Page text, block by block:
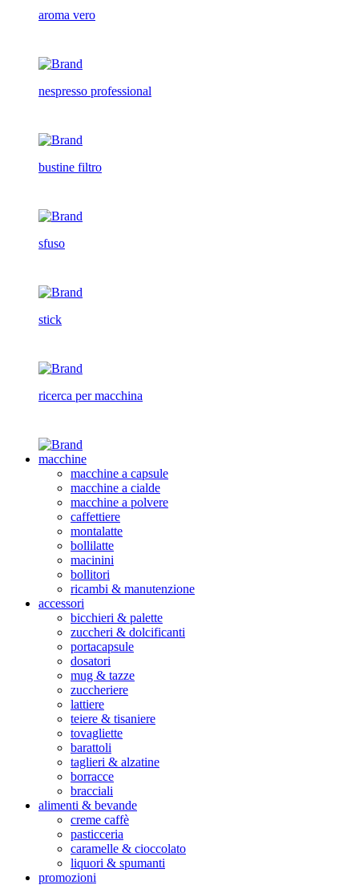
aroma vero
nespresso professional
bustine filtro
sfuso
stick
ricerca per macchina
macchine
macchine a capsule
macchine a cialde
macchine a polvere
caffettiere
montalatte
bollilatte
macinini
bollitori
ricambi & manutenzione
accessori
bicchieri & palette
zuccheri & dolcificanti
portacapsule
dosatori
mug & tazze
zuccheriere
lattiere
teiere & tisaniere
tovagliette
barattoli
taglieri & alzatine
borracce
bracciali
alimenti & bevande
creme caffè
pasticceria
caramelle & cioccolato
liquori & spumanti
promozioni